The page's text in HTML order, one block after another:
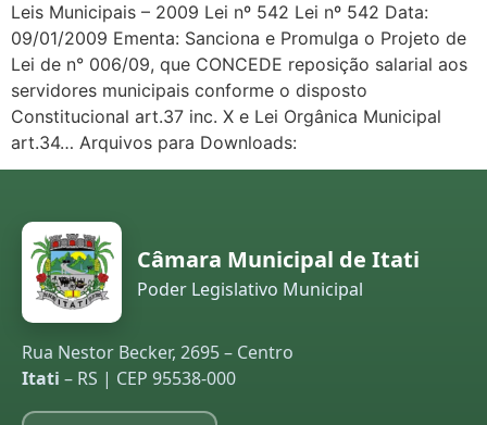
Leis Municipais – 2009 Lei nº 542 Lei nº 542 Data:
09/01/2009 Ementa: Sanciona e Promulga o Projeto de
Lei de n° 006/09, que CONCEDE reposição salarial aos
servidores municipais conforme o disposto
Constitucional art.37 inc. X e Lei Orgânica Municipal
art.34… Arquivos para Downloads:
Câmara Municipal de Itati
Poder Legislativo Municipal
Rua Nestor Becker, 2695 – Centro
Itati – RS | CEP 95538-000